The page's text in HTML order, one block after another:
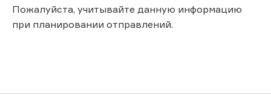
Пожалуйста, учитывайте данную информацию
при планировании отправлений.